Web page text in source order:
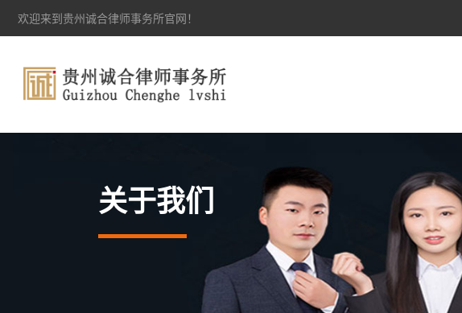
欢迎来到贵州诚合律师事务所官网！
关于我们